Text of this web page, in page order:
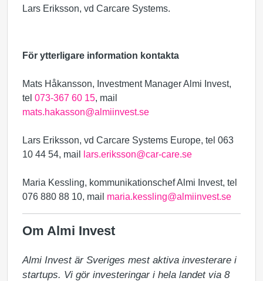
Lars Eriksson, vd Carcare Systems.
För ytterligare information kontakta
Mats Håkansson, Investment Manager Almi Invest,
tel 073-367 60 15, mail
mats.hakasson@almiinvest.se
Lars Eriksson, vd Carcare Systems Europe, tel 063
10 44 54, mail
lars.eriksson@car-care.se
Maria Kessling, kommunikationschef Almi Invest, tel
076 880 88 10, mail maria.kessling@almiinvest.se
Om Almi Invest
Almi Invest är Sveriges mest aktiva investerare i
startups. Vi gör investeringar i hela landet via 8